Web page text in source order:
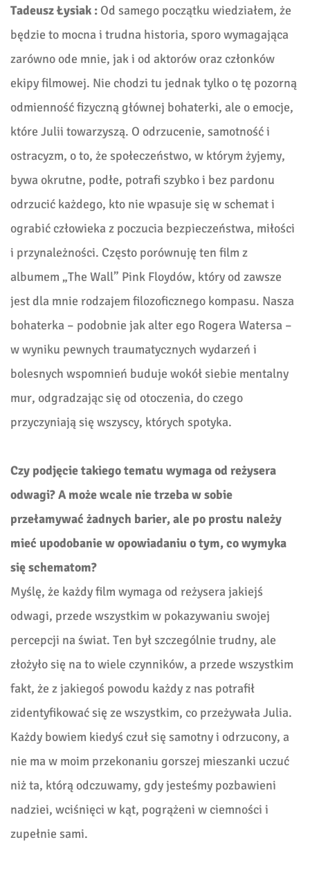
Tadeusz Łysiak : Od samego początku wiedziałem, że
będzie to mocna i trudna historia, sporo wymagająca
zarówno ode mnie, jak i od aktorów oraz członków
ekipy filmowej. Nie chodzi tu jednak tylko o tę pozorną
odmienność fizyczną głównej bohaterki, ale o emocje,
które Julii towarzyszą. O odrzucenie, samotność i
ostracyzm, o to, że społeczeństwo, w którym żyjemy,
bywa okrutne, podłe, potrafi szybko i bez pardonu
odrzucić każdego, kto nie wpasuje się w schemat i
ograbić człowieka z poczucia bezpieczeństwa, miłości
i przynależności. Często porównuję ten film z
albumem „The Wall” Pink Floydów, który od zawsze
jest dla mnie rodzajem filozoficznego kompasu. Nasza
bohaterka – podobnie jak alter ego Rogera Watersa –
w wyniku pewnych traumatycznych wydarzeń i
bolesnych wspomnień buduje wokół siebie mentalny
mur, odgradzając się od otoczenia, do czego
przyczyniają się wszyscy, których spotyka.
Czy podjęcie takiego tematu wymaga od reżysera
odwagi? A może wcale nie trzeba w sobie
przełamywać żadnych barier, ale po prostu należy
mieć upodobanie w opowiadaniu o tym, co wymyka
się schematom?
Myślę, że każdy film wymaga od reżysera jakiejś
odwagi, przede wszystkim w pokazywaniu swojej
percepcji na świat. Ten był szczególnie trudny, ale
złożyło się na to wiele czynników, a przede wszystkim
fakt, że z jakiegoś powodu każdy z nas potrafił
zidentyfikować się ze wszystkim, co przeżywała Julia.
Każdy bowiem kiedyś czuł się samotny i odrzucony, a
nie ma w moim przekonaniu gorszej mieszanki uczuć
niż ta, którą odczuwamy, gdy jesteśmy pozbawieni
nadziei, wciśnięci w kąt, pogrążeni w ciemności i
zupełnie sami.